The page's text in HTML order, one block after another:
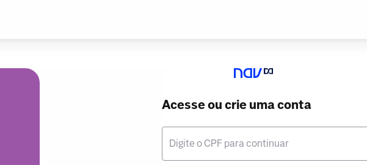
Acesse ou crie uma conta
Digite o CPF para continuar